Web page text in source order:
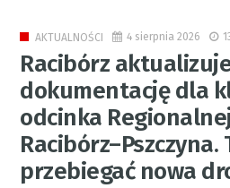
AKTUALNOŚCI 4 sierpnia 2026
Racibórz
dokumentację dla
odcinka
Racibórz–Pszczyna.
przebiegać nowa